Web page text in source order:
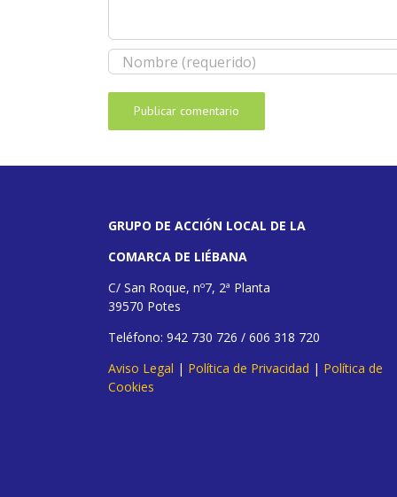
GRUPO DE ACCIÓN LOCAL DE LA
COMARCA DE LIÉBANA
C/ San Roque, nº7, 2ª Planta
39570 Potes
Teléfono: 942 730 726 / 606 318 720
Aviso Legal | Política de Privacidad | Política de
Cookies